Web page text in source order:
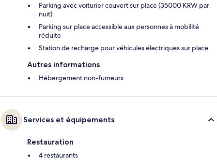
Parking avec voiturier couvert sur place (35000 KRW par
nuit)
Parking sur place accessible aux personnes à mobilité
réduite
Station de recharge pour véhicules électriques sur place
Autres informations
Hébergement non-fumeurs
Services et équipements
Restauration
4 restaurants